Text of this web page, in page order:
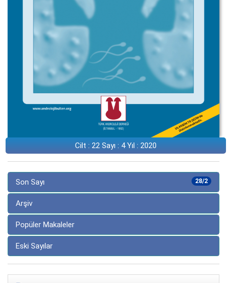
Cilt : 22 Sayı : 4 Yıl : 2020
28/2
Son Sayı
Arşiv
Popüler Makaleler
Eski Sayılar